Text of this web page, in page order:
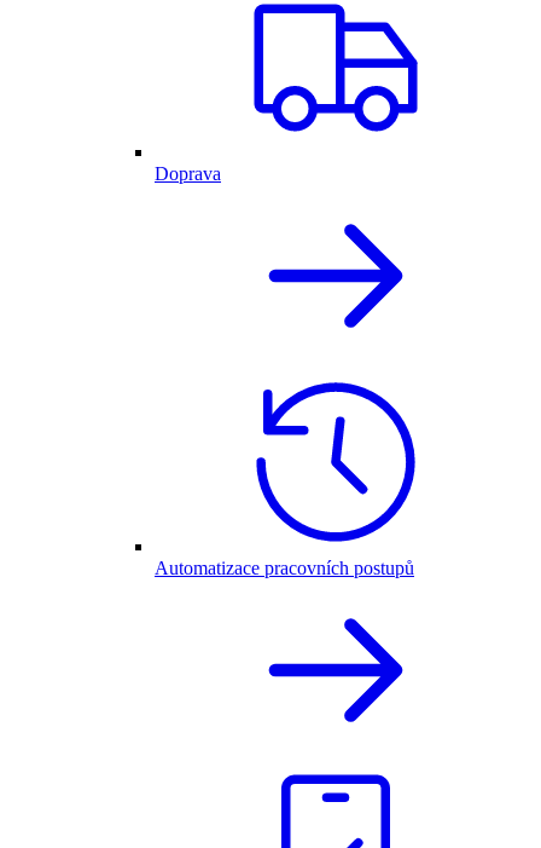
Doprava
Automatizace pracovních postupů